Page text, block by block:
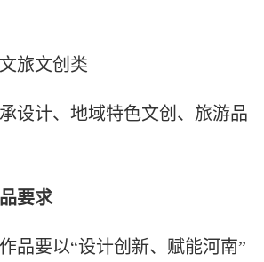
文创类
计、地域特色文创、旅游品
要求
要以“设计创新、赋能河南”